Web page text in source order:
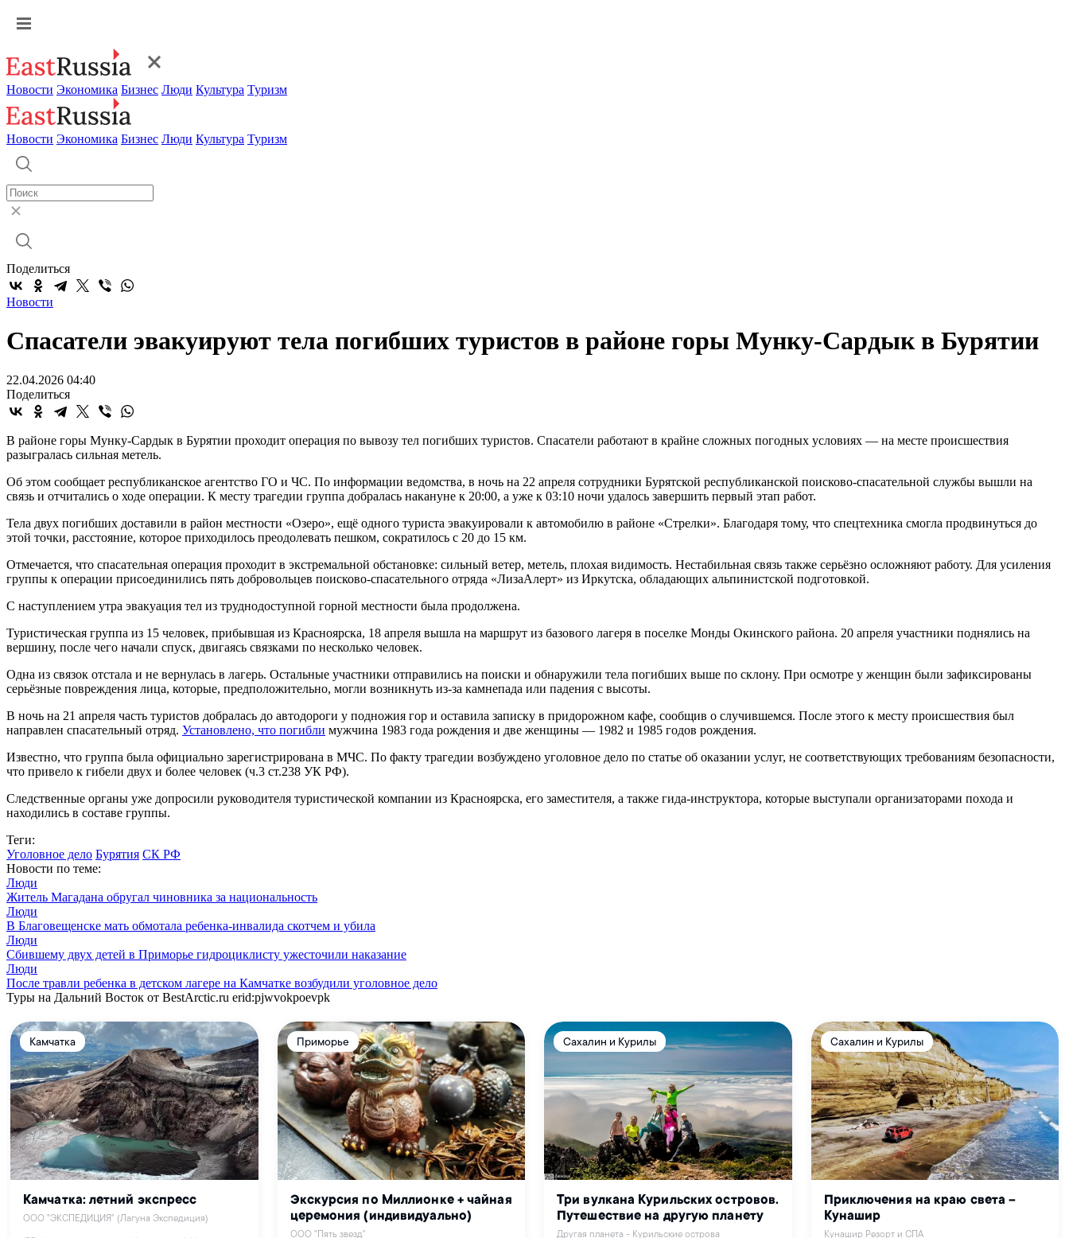
Новости Экономика Бизнес Люди Культура Туризм
Новости Экономика Бизнес Люди Культура Туризм
Поделиться
Новости
Спасатели эвакуируют тела погибших туристов в районе горы Мунку-Сардык в Бурятии
22.04.2026 04:40
Поделиться
В районе горы Мунку-Сардык в Бурятии проходит операция по вывозу тел погибших туристов. Спасатели работают в крайне сложных погодных условиях — на месте происшествия
разыгралась сильная метель.
Об этом сообщает республиканское агентство ГО и ЧС. По информации ведомства, в ночь на 22 апреля сотрудники Бурятской республиканской поисково-спасательной службы вышли на
связь и отчитались о ходе операции. К месту трагедии группа добралась накануне к 20:00, а уже к 03:10 ночи удалось завершить первый этап работ.
Тела двух погибших доставили в район местности «Озеро», ещё одного туриста эвакуировали к автомобилю в районе «Стрелки». Благодаря тому, что спецтехника смогла продвинуться до
этой точки, расстояние, которое приходилось преодолевать пешком, сократилось с 20 до 15 км.
Отмечается, что спасательная операция проходит в экстремальной обстановке: сильный ветер, метель, плохая видимость. Нестабильная связь также серьёзно осложняют работу. Для усиления
группы к операции присоединились пять добровольцев поисково-спасательного отряда «ЛизаАлерт» из Иркутска, обладающих альпинистской подготовкой.
С наступлением утра эвакуация тел из труднодоступной горной местности была продолжена.
Туристическая группа из 15 человек, прибывшая из Красноярска, 18 апреля вышла на маршрут из базового лагеря в поселке Монды Окинского района. 20 апреля участники поднялись на
вершину, после чего начали спуск, двигаясь связками по несколько человек.
Одна из связок отстала и не вернулась в лагерь. Остальные участники отправились на поиски и обнаружили тела погибших выше по склону. При осмотре у женщин были зафиксированы
серьёзные повреждения лица, которые, предположительно, могли возникнуть из-за камнепада или падения с высоты.
В ночь на 21 апреля часть туристов добралась до автодороги у подножия гор и оставила записку в придорожном кафе, сообщив о случившемся. После этого к месту происшествия был
направлен спасательный отряд. Установлено, что погибли мужчина 1983 года рождения и две женщины — 1982 и 1985 годов рождения.
Известно, что группа была официально зарегистрирована в МЧС. По факту трагедии возбуждено уголовное дело по статье об оказании услуг, не соответствующих требованиям безопасности,
что привело к гибели двух и более человек (ч.3 ст.238 УК РФ).
Следственные органы уже допросили руководителя туристической компании из Красноярска, его заместителя, а также гида-инструктора, которые выступали организаторами похода и
находились в составе группы.
Теги:
Уголовное дело Бурятия СК РФ
Новости по теме:
Люди
Житель Магадана обругал чиновника за национальность
Люди
В Благовещенске мать обмотала ребенка-инвалида скотчем и убила
Люди
Сбившему двух детей в Приморье гидроциклисту ужесточили наказание
Люди
После травли ребенка в детском лагере на Камчатке возбудили уголовное дело
Туры на Дальний Восток от BestArctic.ru erid:pjwvokpoevpk